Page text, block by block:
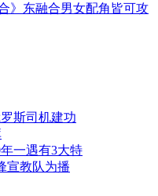
》东融合男女配角皆可攻
斯司机建功
一遇有3大特
宣教队为播